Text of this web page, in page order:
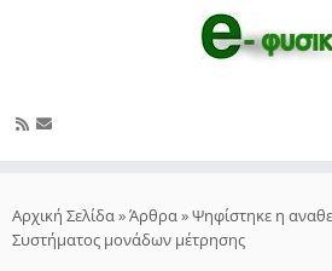
στο
περιεχόμενο
Αρχική Σελίδα»Άρθρα»Ψηφίστηκε η
Συστήματος μονάδων μέτρησης